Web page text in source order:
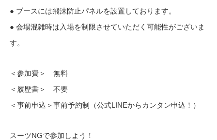
● ブースには飛沫防止パネルを設置しております。
● 会場混雑時は入場を制限させていただく可能性がございま
す。
＜参加費＞ 無料
＜履歴書＞ 不要
＜事前申込＞事前予約制（公式LINEからカンタン申込！）
スーツNGで参加しよう！